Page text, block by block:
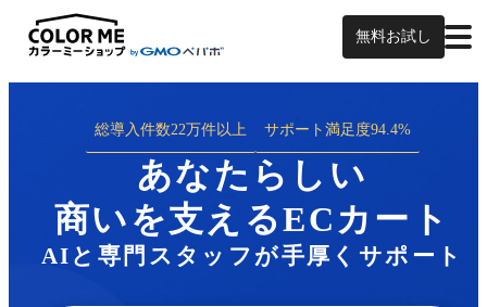
無料お試し
総導入件数22万件以上 サポート満足度94.4%
あなたらしい
商いを支えるECカート
AIと専門スタッフが手厚くサポート